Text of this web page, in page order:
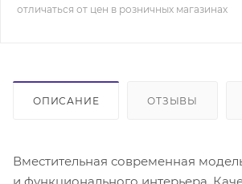
отличаться от цен в розничных магазинах
ОПИСАНИЕ ОТЗЫВЫ
Вместительная современная